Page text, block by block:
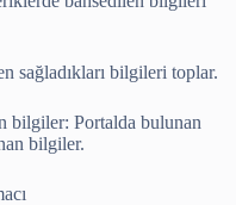
sağladıkları bilgileri toplar.
bilgiler: Portalda bulunan
bilgiler.